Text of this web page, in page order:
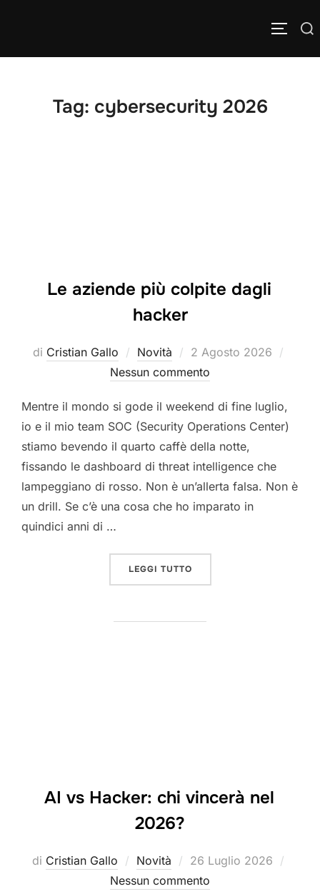
Cerca APRI/
Tag: cybersecurity 2026
Le aziende più colpite dagli
hacker
di Cristian Gallo Novità
Pubblicato
il
2 Agosto 2026
Nessun commento
Mentre il mondo si gode il weekend di fine luglio,
io e il mio team SOC (Security Operations Center)
stiamo bevendo il quarto caffè della notte,
fissando le dashboard di threat intelligence che
lampeggiano di rosso. Non è un’allerta falsa. Non è
un drill. Se c’è una cosa che ho imparato in
quindici anni di …
LEGGI TUTTO“LE AZIENDE PIÙ
AI vs Hacker: chi vincerà nel
2026?
di Cristian Gallo Novità
Pubblicato
il
26 Luglio 2026
Nessun commento